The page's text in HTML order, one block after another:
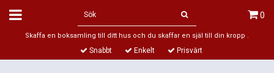
0
Skaffa en boksamling till ditt hus och du skaffar en själ till din kropp .
Snabbt Enkelt Prisvärt